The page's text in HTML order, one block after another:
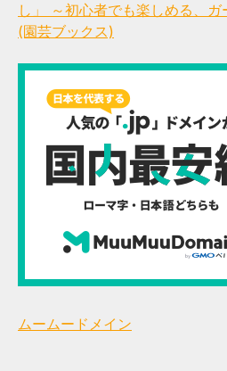
し」 ～初心者でも楽しめる、
(園芸ブックス)
ムームードメイン